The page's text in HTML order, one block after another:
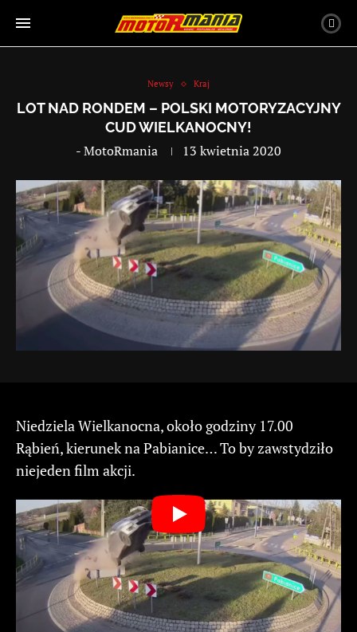
Newsy Kraj
LOT NAD RONDEM – POLSKI MOTORYZACYJNY
CUD WIELKANOCNY!
-MotoRmania 13 kwietnia 2020
Niedziela Wielkanocna, około godziny 17.00
Rąbień, kierunek na Pabianice… To by zawstydziło
niejeden film akcji.